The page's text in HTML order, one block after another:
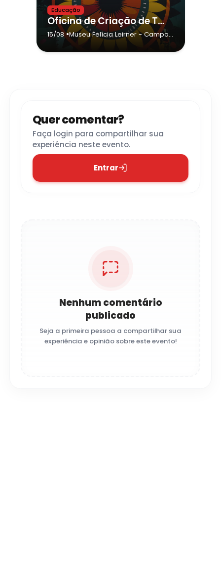
Educação
Oficina de Criação de Terrários
15/08 •Museu Felícia Leirner- Campos
do Jordão
Quer comentar?
Faça login para compartilhar sua
experiência neste evento.
Entrar
Nenhum comentário
publicado
Seja a primeira pessoa a compartilhar sua
experiência e opinião sobre este evento!